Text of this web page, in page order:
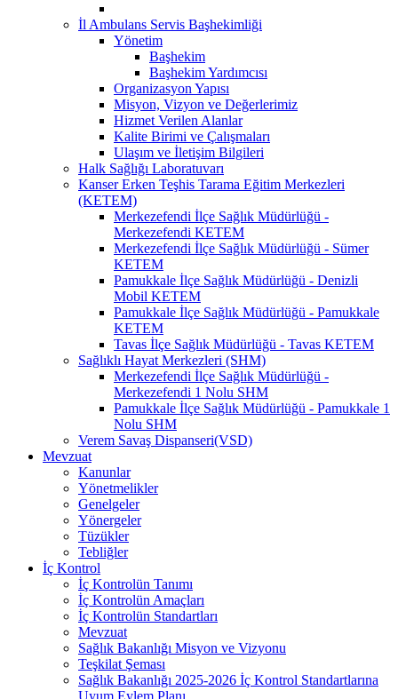
İl Ambulans Servis Başhekimliği
Yönetim
Başhekim
Başhekim Yardımcısı
Organizasyon Yapısı
Misyon, Vizyon ve Değerlerimiz
Hizmet Verilen Alanlar
Kalite Birimi ve Çalışmaları
Ulaşım ve İletişim Bilgileri
Halk Sağlığı Laboratuvarı
Kanser Erken Teşhis Tarama Eğitim Merkezleri
(KETEM)
Merkezefendi İlçe Sağlık Müdürlüğü -
Merkezefendi KETEM
Merkezefendi İlçe Sağlık Müdürlüğü - Sümer
KETEM
Pamukkale İlçe Sağlık Müdürlüğü - Denizli
Mobil KETEM
Pamukkale İlçe Sağlık Müdürlüğü - Pamukkale
KETEM
Tavas İlçe Sağlık Müdürlüğü - Tavas KETEM
Sağlıklı Hayat Merkezleri (SHM)
Merkezefendi İlçe Sağlık Müdürlüğü -
Merkezefendi 1 Nolu SHM
Pamukkale İlçe Sağlık Müdürlüğü - Pamukkale 1
Nolu SHM
Verem Savaş Dispanseri(VSD)
Mevzuat
Kanunlar
Yönetmelikler
Genelgeler
Yönergeler
Tüzükler
Tebliğler
İç Kontrol
İç Kontrolün Tanımı
İç Kontrolün Amaçları
İç Kontrolün Standartları
Mevzuat
Sağlık Bakanlığı Misyon ve Vizyonu
Teşkilat Şeması
Sağlık Bakanlığı 2025-2026 İç Kontrol Standartlarına
Uyum Eylem Planı